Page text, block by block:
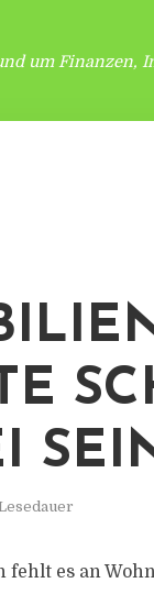
um Finanzen,
fehlt es an